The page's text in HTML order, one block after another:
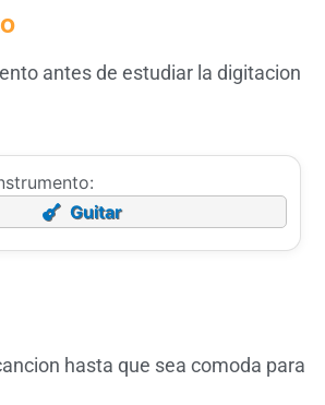
antes de estudiar la digitacion
Guitar
hasta que sea comoda para